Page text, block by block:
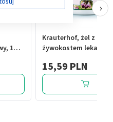
1
Krauterhof, żel z
żywokostem lekarskim,
15,59 PLN
›